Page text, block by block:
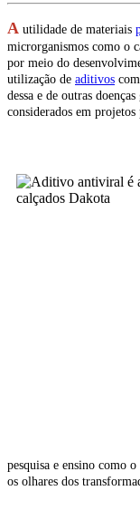
A utilidade de materiais
microrganismos como o
por meio do
utilização de aditivos
dessa e de outras
considerados em projetos
pesquisa e ensino como o
os olhares dos